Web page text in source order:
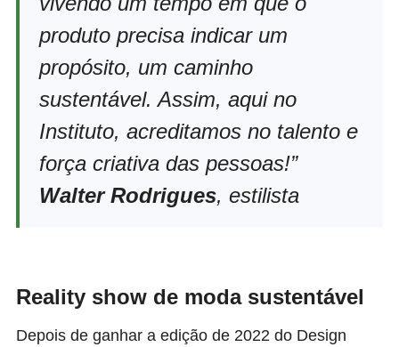
produto precisa indicar um
propósito, um caminho
sustentável. Assim, aqui no
Instituto, acreditamos no talento e
força criativa das pessoas!”
Walter Rodrigues, estilista
Reality show de moda sustentável
Depois de ganhar a edição de 2022 do Design